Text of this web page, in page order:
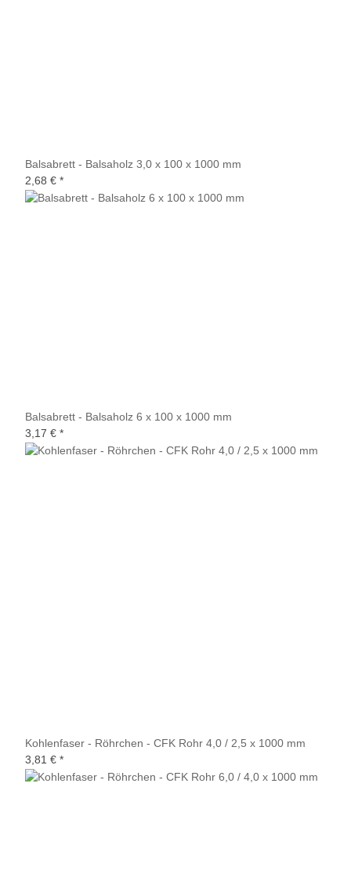
Balsabrett - Balsaholz 3,0 x 100 x 1000 mm
2,68 € *
Balsabrett - Balsaholz 6 x 100 x 1000 mm
3,17 € *
Kohlenfaser - Röhrchen - CFK Rohr 4,0 / 2,5 x 1000 mm
3,81 € *